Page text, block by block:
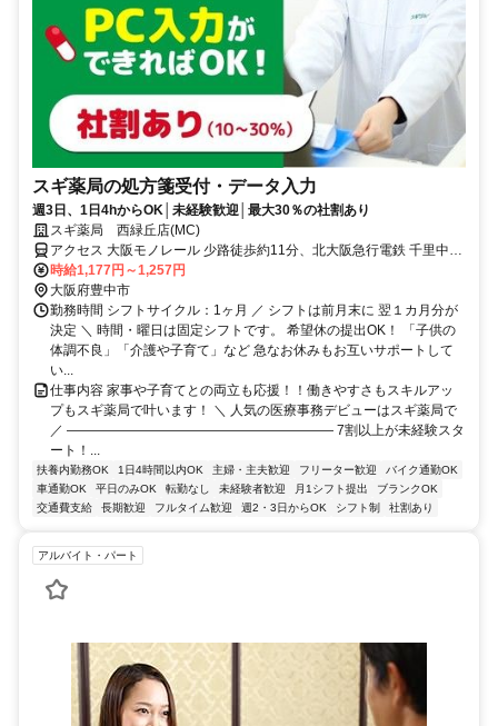
スギ薬局の処方箋受付・データ入力
週3日、1日4hからOK│未経験歓迎│最大30％の社割あり
スギ薬局 西緑丘店(MC)
アクセス 大阪モノレール 少路徒歩約11分、北大阪急行電鉄 千里中央
（北大阪急行電鉄）徒歩約20分、大阪モノレール 千里中央（大阪モ
ノレール）徒歩約20分 0
時給1,177円～1,257円
大阪府豊中市
勤務時間 シフトサイクル：1ヶ月 ／ シフトは前月末に 翌１カ月分が
決定 ＼ 時間・曜日は固定シフトです。 希望休の提出OK！ 「子供の
体調不良」「介護や子育て」など 急なお休みもお互いサポートして
い...
仕事内容 家事や子育てとの両立も応援！！働きやすさもスキルアッ
プもスギ薬局で叶います！ ＼ 人気の医療事務デビューはスギ薬局で
／ ―――――――――――――――――――― 7割以上が未経験スタ
ート！...
扶養内勤務OK 1日4時間以内OK 主婦・主夫歓迎 フリーター歓迎
バイク通勤OK
車通勤OK
平日のみOK 転勤なし 未経験者歓迎 月1シフト提出
ブランクOK
交通費支給
長期歓迎 フルタイム歓迎 週2・3日からOK シフト制 社割あり
アルバイト・パート